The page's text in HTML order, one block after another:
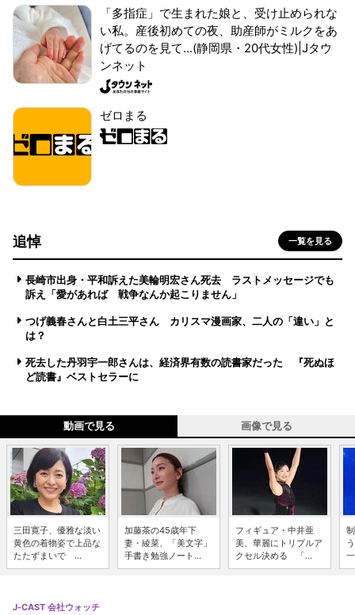
「多指症」で生まれた娘と、受け止められな
い私。産後初めての夜、助産師がミルクをあ
げてるのを見て...(静岡県・20代女性)|Jタウ
ンネット
ゼロまる
追悼 一覧を見る
長崎市出身・平和訴えた美輪明宏さん死去 ラストメッセージでも
訴え「愛があれば 戦争なんか起こりません」
つげ義春さんと白土三平さん カリスマ漫画家、二人の「違い」と
は？
死去した丹羽宇一郎さんは、経済界有数の読書家だった 『死ぬほ
ど読書』ベストセラーに
動画で見る 画像で見る
三田寛子、優雅な淡い
黄色の着物姿で上品な
たたずまいで ...
加藤茶の45歳年下
妻・綾菜、「美文字」
手書き勉強ノート...
フィギュア・中井亜
美、華麗にトリプルア
クセル決める 「...
J-CAST 会社ウォッチ